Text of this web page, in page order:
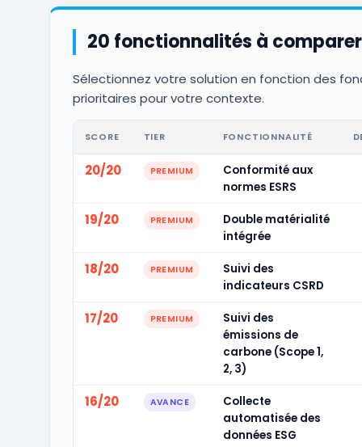
20 fonctionnalités à comparer
Sélectionnez votre solution en fonction des
prioritaires pour votre contexte.
SCORE TIER FONCTIONNALITÉ
20/20 PREMIUM
Conformité aux
normes ESRS
19/20 PREMIUM
Double matérialité
intégrée
18/20 PREMIUM
Suivi des
indicateurs CSRD
17/20 PREMIUM
Suivi des
émissions de
carbone (Scope 1,
2, 3)
16/20 AVANCE
Collecte
automatisée des
données ESG